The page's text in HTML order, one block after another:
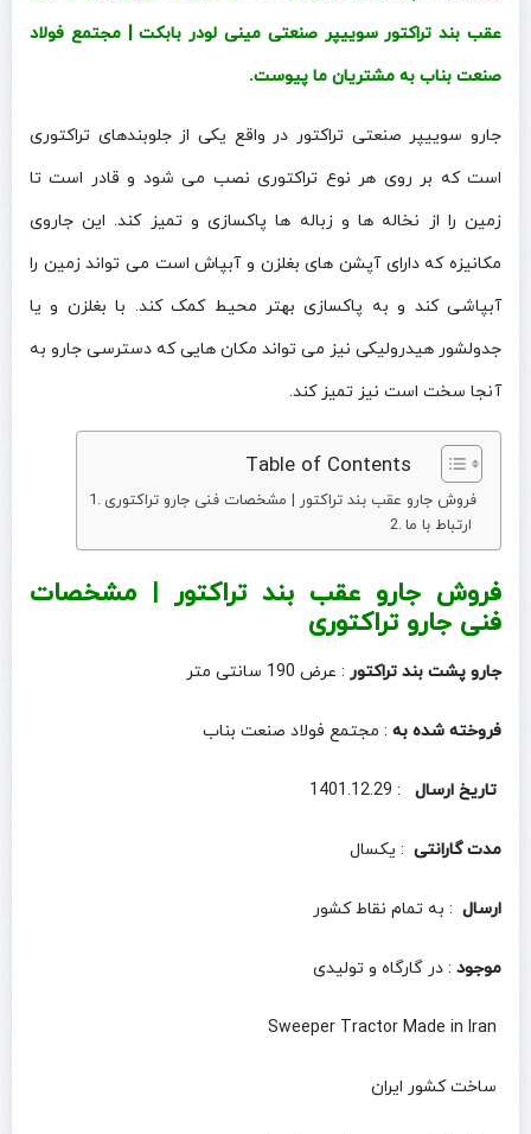
عقب بند تراکتور سوییپر صنعتی مینی لودر بابکت | مجتمع فولاد
صنعت بناب به مشتریان ما پیوست.
جارو سوییپر صنعتی تراکتور در واقع یکی از جلوبندهای تراکتوری
است که بر روی هر نوع تراکتوری نصب می شود و قادر است تا
زمین را از نخاله ها و زباله ها پاکسازی و تمیز کند. این جاروی
مکانیزه که دارای آپشن های بغلزن و آبپاش است می تواند زمین را
آبپاشی کند و به پاکسازی بهتر محیط کمک کند. با بغلزن و یا
جدولشور هیدرولیکی نیز می تواند مکان هایی که دسترسی جارو به
آنجا سخت است نیز تمیز کند.
Table of Contents
فروش جارو عقب بند تراکتور | مشخصات فنی جارو تراکتوری
فروش جارو عقب بند تراکتور | مشخصات
فنی جارو تراکتوری
جارو پشت بند تراکتور : عرض 190 سانتی متر
فروخته شده به : مجتمع فولاد صنعت بناب
تاریخ ارسال : 1401.12.29
مدت گارانتی : یکسال
ارسال : به تمام نقاط کشور
موجود : در گارگاه و تولیدی
ساخت کشور ایران